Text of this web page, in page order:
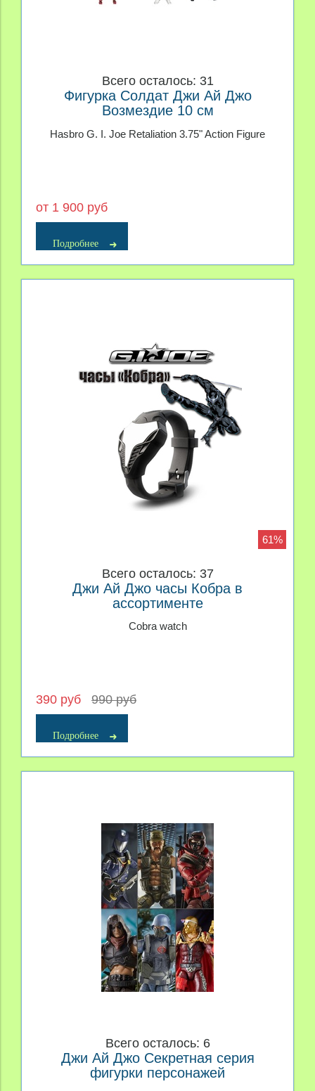
Всего осталось: 31
Фигурка Солдат Джи Ай Джо
Возмездие 10 см
Hasbro G. I. Joe Retaliation 3.75" Action Figure
от 1 900 руб
Подробнее
61%
Всего осталось: 37
Джи Ай Джо часы Кобра в
ассортименте
Cobra watch
390 руб 990 руб
Подробнее
Всего осталось: 6
Джи Ай Джо Секретная серия
фигурки персонажей